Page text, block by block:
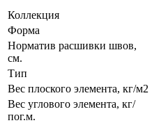
Коллекция
Форма
Норматив расшивки швов,
см.
Тип
Вес плоского элемента, кг/м2
Вес углового элемента, кг/
пог.м.